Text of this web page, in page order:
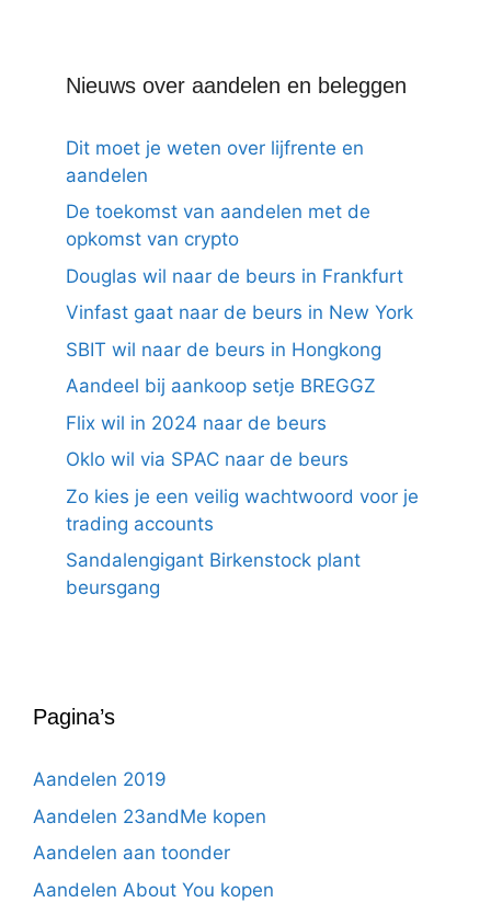
Nieuws over aandelen en beleggen
Dit moet je weten over lijfrente en
aandelen
De toekomst van aandelen met de
opkomst van crypto
Douglas wil naar de beurs in Frankfurt
Vinfast gaat naar de beurs in New York
SBIT wil naar de beurs in Hongkong
Aandeel bij aankoop setje BREGGZ
Flix wil in 2024 naar de beurs
Oklo wil via SPAC naar de beurs
Zo kies je een veilig wachtwoord voor je
trading accounts
Sandalengigant Birkenstock plant
beursgang
Pagina’s
Aandelen 2019
Aandelen 23andMe kopen
Aandelen aan toonder
Aandelen About You kopen